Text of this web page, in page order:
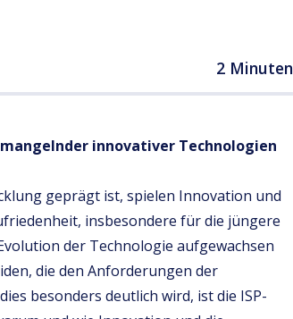
2 Minuten
innovativer Technologien
geprägt ist, spielen Innovation und
insbesondere für die jüngere
der Technologie aufgewachsen
die den Anforderungen der
besonders deutlich wird, ist die ISP-